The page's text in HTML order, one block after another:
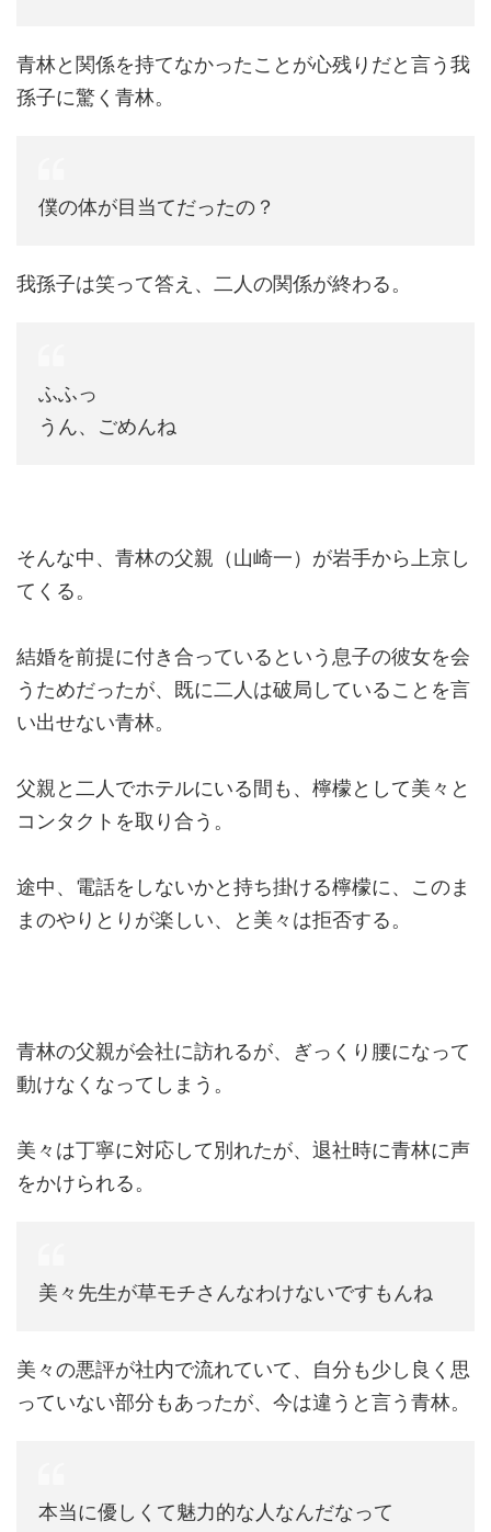
青林と関係を持てなかったことが心残りだと言う我
孫子に驚く青林。
僕の体が目当てだったの？
我孫子は笑って答え、二人の関係が終わる。
ふふっ
うん、ごめんね
そんな中、青林の父親（山崎一）が岩手から上京し
てくる。
結婚を前提に付き合っているという息子の彼女を会
うためだったが、既に二人は破局していることを言
い出せない青林。
父親と二人でホテルにいる間も、檸檬として美々と
コンタクトを取り合う。
途中、電話をしないかと持ち掛ける檸檬に、このま
まのやりとりが楽しい、と美々は拒否する。
青林の父親が会社に訪れるが、ぎっくり腰になって
動けなくなってしまう。
美々は丁寧に対応して別れたが、退社時に青林に声
をかけられる。
美々先生が草モチさんなわけないですもんね
美々の悪評が社内で流れていて、自分も少し良く思
っていない部分もあったが、今は違うと言う青林。
本当に優しくて魅力的な人なんだなって